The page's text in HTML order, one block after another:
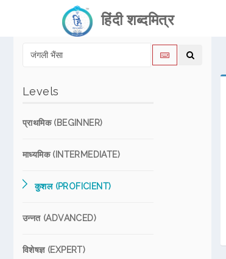
हिंदी शब्दमित्र
Levels
प्राथमिक (BEGINNER)
माध्यमिक (INTERMEDIATE)
कुशल (PROFICIENT)
उन्नत (ADVANCED)
विशेषज्ञ (EXPERT)